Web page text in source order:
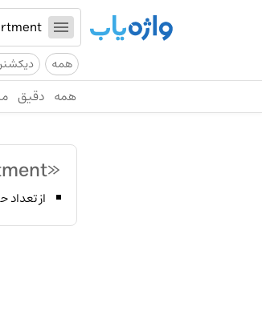
همه
همه دقیق
«smoking compartment»
از